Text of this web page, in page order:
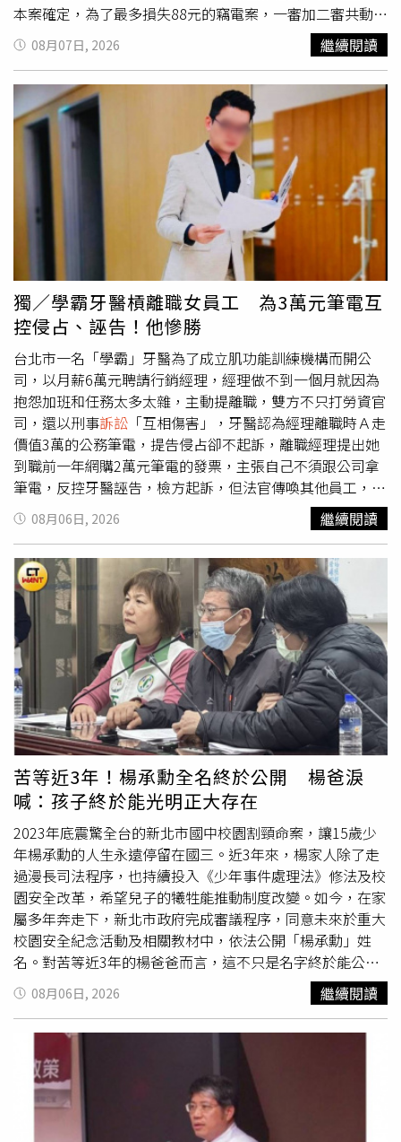
本案確定，為了最多損失88元的竊電案，一審加二審共動用
4名法官審案。以汽車多媒體維生的張姓男子，與樓上鄰居
吳姓男子因噪音、環境髒亂問題長期不合並有多起官司，他
認為吳家小孩下樓時會朝他家大門吐口水，在樓梯間裝監視
器，卻被吳姓男子抓到監視器使用公寓的公共插座，因此報
警提告。台北地檢署以竊盜罪起訴張姓男子，他在北院審查
庭上承認竊電，法官以簡易判決處刑，處罰金4千元。犯罪
所得通常會宣告沒收或追徵，一審法官以本案小米監視器的
耗電度、約2個月的用電量算出張姓男子竊取24.192元的電
能「犯罪所得價值低微」，如果開啟沒收程序，掛號通知張
姓男子到案的郵務費用只怕就超過24元，執行成本遠高於沒
收實益，欠缺剝奪被告犯罪利得的重要性，因此不予宣告沒
收及追徵價額。北檢上訴主張，張姓男子被警方約談時就應
該知道偷接公共電源可能犯法，仍未拔掉監視器插頭，直到
一審開準備庭才停止竊電，以此認定他多偷了5個多月的電
力，只罰4千元太輕，應加重改判。二審法官引用刑事
法，「法院不得就未經起訴之犯罪審判」，本案起訴書認定
的竊電時間是2025年1月1日（鄰居報案）到同年3月4日
（警方約談），檢方上訴卻把犯罪時間擴張到同年8月12日
（一審開庭），這和張姓男子去年1月到3月間的竊電不屬於
同一次犯罪行為，並非本案起訴效力所及，原審量刑並無違
誤，因此駁回檢方上訴，判罰被告4千元確定。本案不只檢
察官上訴，張姓男子也想打到二審，他卻在上訴期滿兩天後
才遞狀，遭合議庭駁回，但因為檢方有上訴，讓他發現起死
回生的機會，開始委任律師，並且推翻一審認罪的立場，主
張他繳給台電的電費已包含公共電源的費用，不知私家監視
器接公共插座會觸法，請求改判免刑。二審法官認定，張姓
男子明知公共插座多接監視器會增加公寓整體用電量，讓其
他住戶都得多付電費，「不知者無罪」的辯詞不合理，因此
也駁回他的上訴。
08月07日, 2026 繼續閱讀
獨／學霸牙醫槓離職女員工 為3萬元筆電互
控侵占、誣告！他慘勝
台北市一名「學霸」牙醫為了成立肌功能訓練機構而開公
司，以月薪6萬元聘請行銷經理，經理做不到一個月就因為
抱怨加班和任務太多太雜，主動提離職，雙方不只打勞資官
司，還以刑事訴訟 「互相傷害」，牙醫認為經理離職時Ａ走
價值3萬的公務筆電，提告侵占卻不起訴，離職經理提出她
到職前一年網購2萬元筆電的發票，主張自己不須跟公司拿
筆電，反控牙醫誣告，檢方起訴，但法官傳喚其他員工，認
定確實有一部公務筆電在辦公室搬遷後不見了，所以牙醫告
離職經理的理由並非無中生有，一、二審均判無罪。馬姓牙
醫學業成績優秀，自稱台大牙醫系第一名畢業，在台北市大
安區、新北市新店區開診所，2023年2月他聘用林姓女子擔
任醫療器材用品公司的數位行銷經理，雙方約定月薪6萬
元、上班時間09到18、可在家遠距工作，但對於工作職責
看法不同，林姓女子認為自己是行銷經理不是總經理，人力
招募、看店面並非她的業務範圍；馬姓牙醫則認定行銷經理
需負責人力招募與網站建置。林姓女子到職第24天要求離職
並退出工作群組，兩天後公司退她的勞健保，再過半個月，
馬姓牙醫報案指控林姓女子侵占ASUS ZenBook 13 OLED
的綠松灰色公務筆電，台北地檢署不起訴，因為馬姓牙醫無
法提出林姓女子領取或借用筆電的證據，無法憑告訴人單一
指訴認定被告有罪。林姓女子得知侵占官司過關便展開反
擊，狀告馬姓牙醫涉犯誣告罪，北檢認定雙方因解雇爭議衍
生勞資糾紛，馬姓牙醫明知林姓女子沒拿筆電還告她，因此
以誣告罪起訴。馬姓牙醫提出2021年8月購買ASUS
ZenBook 13OLED的發票，並向法官喊冤，林姓女子應徵
工作時告知沒筆電可用，他考量當時公司剛成立「沒有可工
作的地方」，而數位行銷經理可遠距上班，他出借自己的筆
電卻沒留下交付筆電的紀錄；林姓女子離職卻不還也否認拿
筆電，他研判林姓女子的動機可能是因為公司不願意開非自
願離職證明。台北地院為了解那部筆電的使用情形，找診所
人資作證，人資出庭表示，診所通常不會配發電腦，除非是
特定情況才會提供電腦讓員工帶回去，不過診所沒有為公用
物品的管理做任何紀錄，不會讓員工簽領用或交接文件。人
資證稱，2022年年底她在大安區診所工作時，筆電放她座
位旁邊，後來退租搬到新店之後，就沒看到筆電了。北院審
酌，本案公司沒有明確的財產設備管理紀錄制度，證人也說
筆電在搬家後遺失，即使林姓女子實際上沒有侵占，馬姓牙
08月06日, 2026 繼續閱讀
苦等近3年！楊承勳全名終於公開 楊爸淚
喊：孩子終於能光明正大存在
2023年底震驚全台的新北市國中校園割頸命案，讓15歲少
年楊承勳的人生永遠停留在國三。近3年來，楊家人除了走
過漫長司法程序，也持續投入《少年事件處理法》修法及校
園安全改革，希望兒子的犧牲能推動制度改變。如今，在家
屬多年奔走下，新北市政府完成審議程序，同意未來於重大
校園安全紀念活動及相關教材中，依法公開「楊承勳」姓
名。對苦等近3年的楊爸爸而言，這不只是名字終於能公
開，更代表孩子終於能以真正的名字，被社會記住，而不再
只是新聞中的「楊姓國中生」。根據《三立新聞網》報導，
得知審議結果後，楊爸爸一開始仍帶著些許不確定，直到再
次向教育局確認內容後，才終於放下心來。他沉默片刻後，
只說了一句：「承勳終於可以光明正大地存在了。」隨後又
感慨表示：「終於又往前進了一步。」短短幾個字，道盡一
家人近3年來奔走、等待與堅持的心情。他坦言，公開姓名
只是開始，更重要的是完成對兒子的承諾。他說，未來仍將
08月06日, 2026 繼續閱讀